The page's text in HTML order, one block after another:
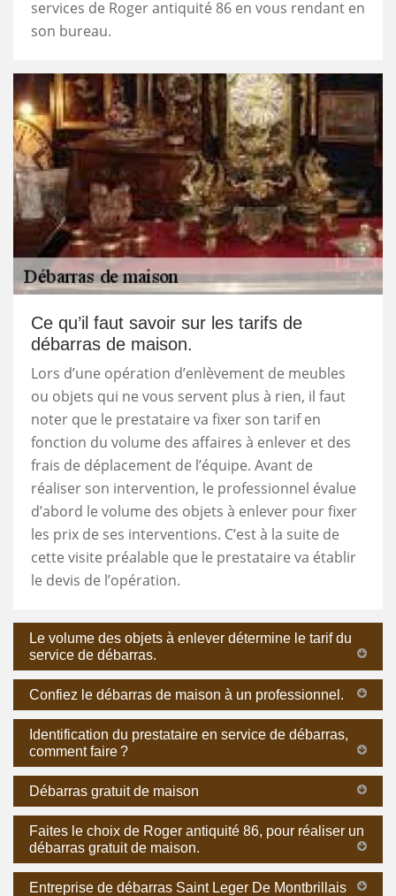
services de Roger antiquité 86 en vous rendant en
son bureau.
Ce qu’il faut savoir sur les tarifs de
débarras de maison.
Lors d’une opération d’enlèvement de meubles
ou objets qui ne vous servent plus à rien, il faut
noter que le prestataire va fixer son tarif en
fonction du volume des affaires à enlever et des
frais de déplacement de l’équipe. Avant de
réaliser son intervention, le professionnel évalue
d’abord le volume des objets à enlever pour fixer
les prix de ses interventions. C’est à la suite de
cette visite préalable que le prestataire va établir
le devis de l’opération.
Le volume des objets à enlever détermine le tarif du
service de débarras.
Confiez le débarras de maison à un professionnel.
Identification du prestataire en service de débarras,
comment faire ?
Débarras gratuit de maison
Faites le choix de Roger antiquité 86, pour réaliser un
débarras gratuit de maison.
Entreprise de débarras Saint Leger De Montbrillais